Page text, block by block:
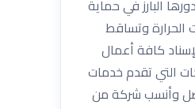
البارز في حماية
الحرارة وتساقط
كافة أعمال
التي تقدم خدمات
وأنسب شركة من